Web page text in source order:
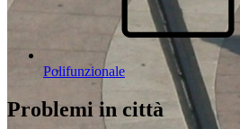
Polifunzionale
Problemi in città